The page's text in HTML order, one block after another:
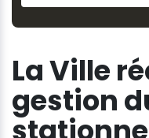
La Ville
gestion